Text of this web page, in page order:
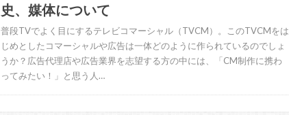
史、媒体について
普段TVでよく目にするテレビコマーシャル（TVCM）。このTVCMをは
じめとしたコマーシャルや広告は一体どのように作られているのでしょ
うか？広告代理店や広告業界を志望する方の中には、「CM制作に携わ
ってみたい！」と思う人…